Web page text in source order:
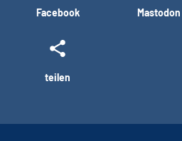
Facebook Mastodon
teilen